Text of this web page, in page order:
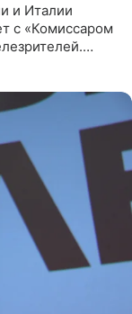
и Италии
с «Комиссаром